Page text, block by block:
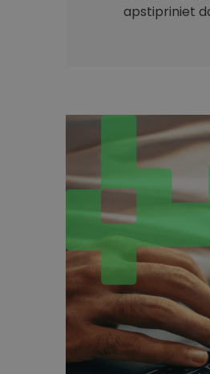
apstipriniet